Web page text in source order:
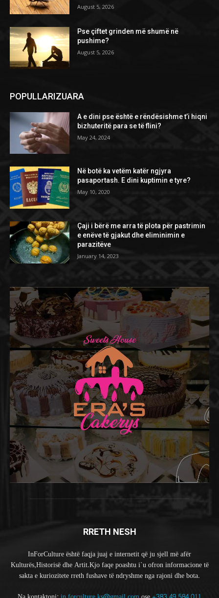
August 5, 2026
Pse çiftet grinden më shumë në
pushime?
August 5, 2026
POPULLARIZUARA
A e dini pse është e rëndësishme t’i hiqni
bizhuteritë para se të flini?
May 24, 2024
Në botë ka vetëm katër ngjyra
pasaportash. E dini kuptimin e tyre?
May 10, 2020
Çaji i bërë me arra të plota për pastrimin
e enëve të gjakut dhe eliminimin e
parazitëve
January 14, 2023
RRETH NESH
InForCulture është faqja juaj e internetit që ju sjell më afër
Kulturës,Historisë dhe Artit.Kjo faqe poashtu i`u ofron informacione të
sakta e kuriozitete rreth fushave të ndryshme nga rajoni dhe bota.